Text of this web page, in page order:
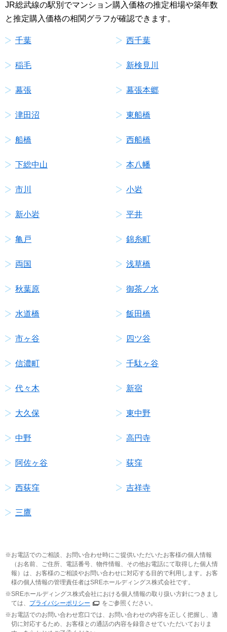
JR総武線の駅別でマンション購入価格の推定相場や築年数
と推定購入価格の相関グラフが確認できます。
千葉 西千葉
稲毛 新検見川
幕張 幕張本郷
津田沼 東船橋
船橋 西船橋
下総中山 本八幡
市川 小岩
新小岩 平井
亀戸 錦糸町
両国 浅草橋
秋葉原 御茶ノ水
水道橋 飯田橋
市ヶ谷 四ツ谷
信濃町 千駄ヶ谷
代々木 新宿
大久保 東中野
中野 高円寺
阿佐ヶ谷 荻窪
西荻窪 吉祥寺
三鷹
お電話でのご相談、お問い合わせ時にご提供いただいたお客様の個人情報
（お名前、ご住所、電話番号、物件情報、その他お電話にて取得した個人情
報）は、お客様のご相談やお問い合わせに対応する目的で利用します。お客
様の個人情報の管理責任者はSREホールディングス株式会社です。
SREホールディングス株式会社における個人情報の取り扱い方針につきまし
ては、 プライバシーポリシー
をご参照ください。
お電話でのお問い合わせ窓口では、お問い合わせの内容を正しく把握し、適
切に対応するため、お客様との通話の内容を録音させていただいておりま